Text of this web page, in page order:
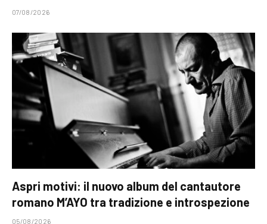
07/08/2026
Aspri motivi: il nuovo album del cantautore
romano M’AYO tra tradizione e introspezione
05/08/2026